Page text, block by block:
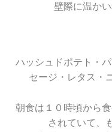
壁際に温か
ハッシュドポテト・
セージ・レタス・
朝食は１０時頃から
されていて、